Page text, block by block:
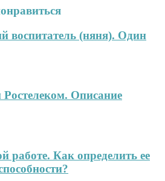
воспитатель (няня). Один
Описание
работе. Как определить ее